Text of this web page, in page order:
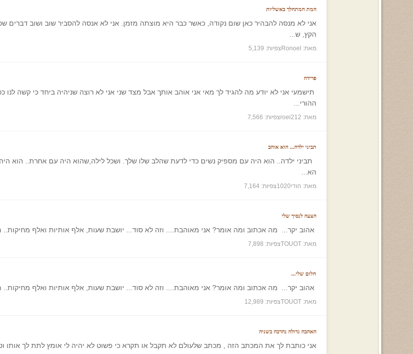
המת המתהלך באשליות
אני לא מנסה להבהיר כאן שום נקודה, כאשר כבר היא מוצתה מזמן. אני לא אנסה להסביר שוב ושוב
הקץ, ש...
מאת: Ronoel צפיות: 5,139
פרידה
תישמעי אני לא יודע מה להגיד לך מאי אני אוהב אותך אבל מצד שני אני לא רוצה שניהיה ביחד כי קשה
ההורי...
מאת: roei212 צפיות: 7,566
תביני ילדה... הוא אוהב
תביני ילדה.. הוא היה עם מספיק נשים כדי לדעת שהלב שלו שלך. ושכל לילה,שהוא היה עם אחרת.. הוא
הא...
מאת: הודי1020 צפיות: 7,164
הצעה לנסיך שלי
אהוב יקר... מה אכתוב ומה אומר? אני מאוהבת.... וזה לא סוד... יושבת שעות, אלף אותיות ואלף מחיקות..
מאת: TOUOT צפיות: 7,898
חלום שלי...
אהוב יקר... מה אכתוב ומה אומר? אני מאוהבת.... וזה לא סוד... יושבת שעות, אלף אותיות ואלף מחיקות..
מאת: TOUOT צפיות: 12,989
האהבה גדולה נהרבה בשניה
אני כותבת לך את המכתב הזה , מכתב שלעולם לא תקבל או תקרא כי פשוט לא יהיה לי אומץ לתת לך אותו